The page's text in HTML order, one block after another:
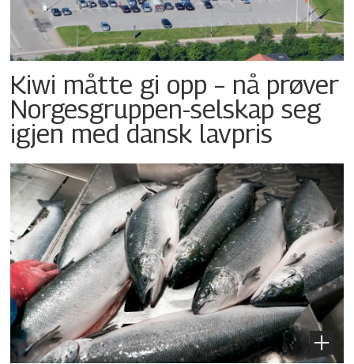
Kiwi måtte gi opp – nå prøver
Norgesgruppen-selskap seg
igjen med dansk lavpris